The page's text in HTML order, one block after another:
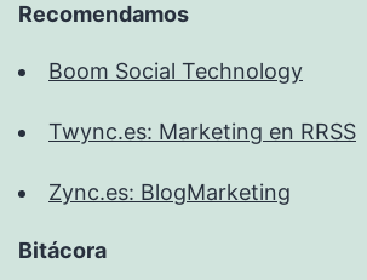
Recomendamos
Boom Social Technology
Twync.es: Marketing en RRSS
Zync.es: BlogMarketing
Bitácora